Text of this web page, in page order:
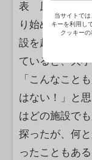
表 原田宗記
り始めて、は
設を超える。
ていると、大
「こんなこと
はない！」と
はどの施設で
探ったが、何
ったこともあ
当サイトで
キーを利用し
クッキー